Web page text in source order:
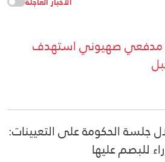
مدفعي صهيوني استهدف
جلسة الحكومة على التعيينات:
للبصم عليها